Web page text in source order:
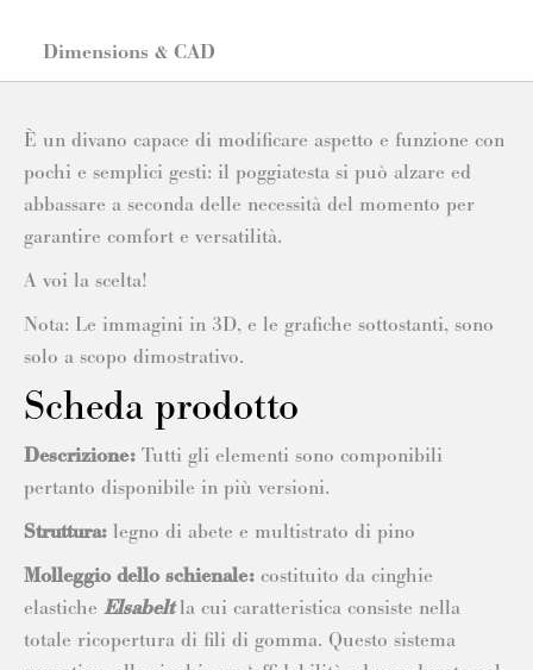
Dimensions & CAD
È un divano capace di modificare aspetto e funzione con
pochi e semplici gesti: il poggiatesta si può alzare ed
abbassare a seconda delle necessità del momento per
garantire comfort e versatilità.
A voi la scelta!
Nota: Le immagini in 3D, e le grafiche sottostanti, sono
solo a scopo dimostrativo.
Scheda prodotto
Descrizione: Tutti gli elementi sono componibili
pertanto disponibile in più versioni.
Struttura: legno di abete e multistrato di pino
Molleggio dello schienale: costituito da cinghie
elastiche Elsabeltla cui caratteristica consiste nella
totale ricopertura di fili di gomma. Questo sistema